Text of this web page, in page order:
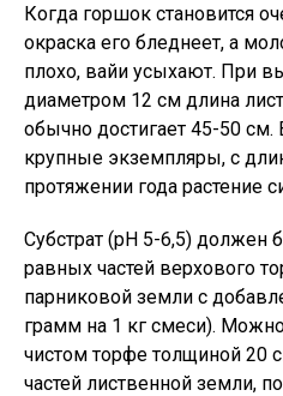
Когда горшок становится
окраска его бледнеет, а
плохо, вайи усыхают. При
диаметром 12 см длина
обычно достигает 45-50 см.
крупные экземпляры, с
протяжении года растение
Субстрат (pH 5-6,5) должен
равных частей верхового
парниковой земли с
грамм на 1 кг смеси).
чистом торфе толщиной 20
частей лиственной земли,